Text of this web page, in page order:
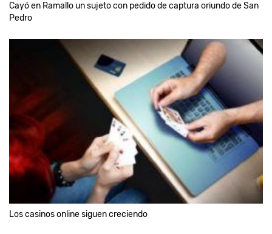
Cayó en Ramallo un sujeto con pedido de captura oriundo de San
Pedro
Los casinos online siguen creciendo